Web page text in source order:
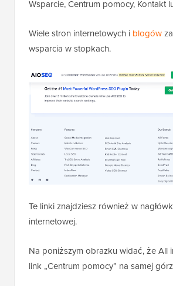
Wsparcie, Centrum pomocy, Kontakt
Wiele stron internetowych i blogów
wsparcia w stopkach.
Te linki znajdziesz również w
internetowej.
Na poniższym obrazku widać, że All
link „Centrum pomocy” na samej